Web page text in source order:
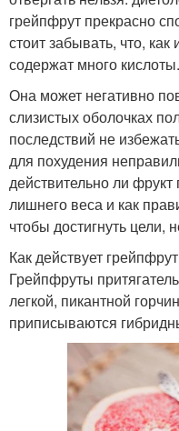
грейпфрут прекрасно
стоит забывать, что,
содержат много кислоты.
Она может негативно
слизистых оболочках
последствий не
для похудения
действительно ли
лишнего веса и как
чтобы достигнуть цели,
Как действует грейпфрут
Грейпфруты
легкой, пикантной
приписываются